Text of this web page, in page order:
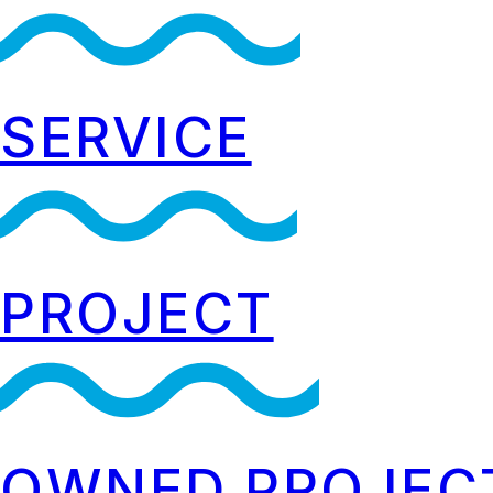
SERVICE
PROJECT